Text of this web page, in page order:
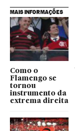
MAIS INFORMAÇÕES
Como o
Flamengo se
tornou
instrumento da
extrema direita